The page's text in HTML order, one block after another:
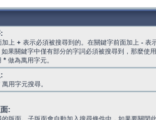
加上 + 表示必須被搜尋到的。在關鍵字前面加上 - 表
果關鍵字中僅有部分的字詞必須被搜尋到，那麼使
* 做為萬用字元。
用字元搜尋。
: